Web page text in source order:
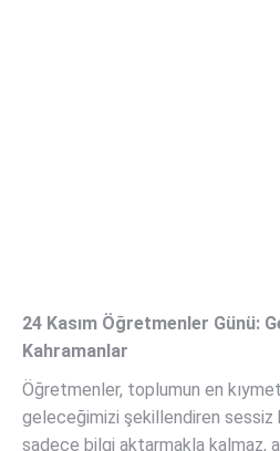
24 Kasım Öğretmenler Günü:
Kahramanlar
Öğretmenler, toplumun en
geleceğimizi şekillendiren sessiz
sadece bilgi aktarmakla kalmaz,